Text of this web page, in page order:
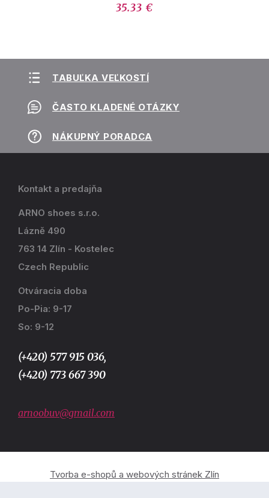
35.33 €
TABUĽKA VEĽKOSTÍ
ČASTO KLADENÉ OTÁZKY
NÁKUPNÝ PORADCA
Kontakt a predajňa
ARNO shoes s.r.o.
Lázně 490
763 14 Zlín - Kostelec
Czech Republic
Otváracia doba
Po-Pia: 9-17
So: 9-12
(+420) 577 915 036,
(+420) 773 667 390
arnoobuv@gmail.com
Tvorba e-shopů a webových stránek Zlín